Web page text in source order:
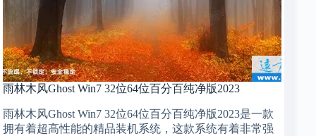
雨林木风Ghost Win7 32位64位百分百纯净版2023
雨林木风Ghost Win7 32位64位百分百纯净版2023是一款
拥有着超高性能的精品装机系统，这款系统有着非常强